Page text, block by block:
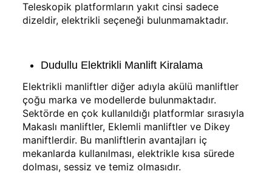
Teleskopik platformların yakıt cinsi sadece
dizeldir, elektrikli seçeneği bulunmamaktadır.
Dudullu Elektrikli Manlift Kiralama
Elektrikli manliftler diğer adıyla akülü manliftler
çoğu marka ve modellerde bulunmaktadır.
Sektörde en çok kullanıldığı platformlar sırasıyla
Makaslı manliftler, Eklemli manliftler ve Dikey
maniftlerdir. Bu manliftlerin avantajları iç
mekanlarda kullanılması, elektrikle kısa sürede
dolması, sessiz ve temiz olmasıdır.